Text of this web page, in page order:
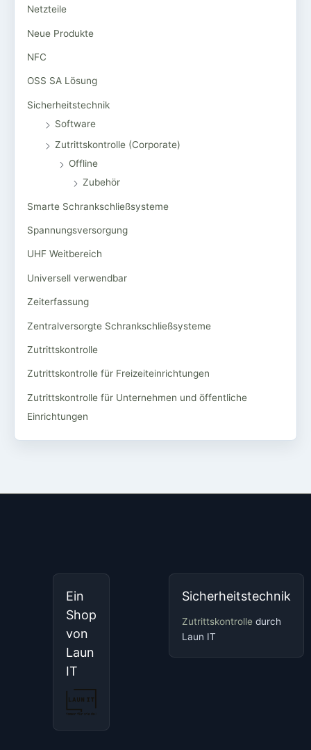
Netzteile
Neue Produkte
NFC
OSS SA Lösung
Sicherheitstechnik
Software
Zutrittskontrolle (Corporate)
Offline
Zubehör
Smarte Schrankschließsysteme
Spannungsversorgung
UHF Weitbereich
Universell verwendbar
Zeiterfassung
Zentralversorgte Schrankschließsysteme
Zutrittskontrolle
Zutrittskontrolle für Freizeiteinrichtungen
Zutrittskontrolle für Unternehmen und öffentliche
Einrichtungen
Ein
Shop
von
Laun
IT
Sicherheitstechnik
Zutrittskontrolle durch
Laun IT